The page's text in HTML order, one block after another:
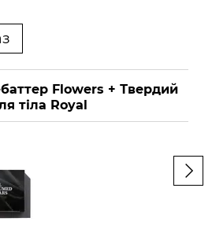
Flowers + Твердий
тіла Royal